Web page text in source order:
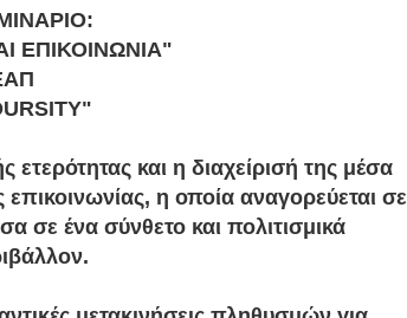
ΕΠΙΚΟΙΝΩΝΙΑ"
και η διαχείρισή της μέσα
η οποία αναγορεύεται σε
σε ένα σύνθετο και πολιτισμικά